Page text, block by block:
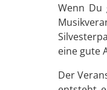
Wenn Du
eine gute
Der